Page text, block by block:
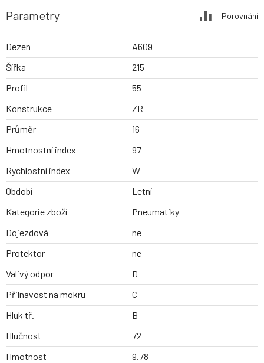
Parametry Porovnání
Dezen
A609
Šířka
215
Profil
55
Konstrukce
ZR
Průměr
16
Hmotnostní index
97
Rychlostní index
W
Období
Letní
Kategorie zboží
Pneumatiky
Dojezdová
ne
Protektor
ne
Valivý odpor
D
Přilnavost na mokru
C
Hluk tř.
B
Hlučnost
72
Hmotnost
9.78